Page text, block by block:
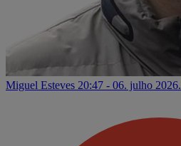
Miguel Esteves 20:47 - 06. julho 2026.